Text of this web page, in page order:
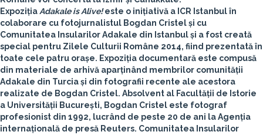
Expoziția Adakale is Alive!este o inițiativă a ICR Istanbul în
colaborare cu fotojurnalistul Bogdan Cristelși cu
Comunitatea Insularilor Adakale din Istanbulși a fost creată
special pentru Zilele Culturii Române 2014, fiind prezentată în
toate cele patru orașe. Expoziția documentară este compusă
din materiale de arhivă aparținând membrilor comunității
Adakale din Turcia și din fotografii recente ale acestora
realizate de Bogdan Cristel. Absolvent al Facultății de Istorie
a Universității București, Bogdan Cristel este fotograf
profesionist din 1992, lucrând de peste 20 de ani la Agenția
internațională de presă Reuters. Comunitatea Insularilor